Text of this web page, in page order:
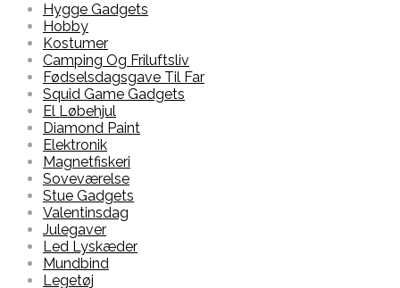
Hygge Gadgets
Hobby
Kostumer
Camping Og Friluftsliv
Fødselsdagsgave Til Far
Squid Game Gadgets
El Løbehjul
Diamond Paint
Elektronik
Magnetfiskeri
Soveværelse
Stue Gadgets
Valentinsdag
Julegaver
Led Lyskæder
Mundbind
Legetøj